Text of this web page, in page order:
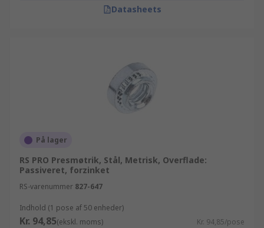
Datasheets
På lager
RS PRO Presmøtrik, Stål, Metrisk, Overflade:
Passiveret, forzinket
RS-varenummer 827-647
Indhold (1 pose af 50 enheder)
Kr. 94,85(ekskl. moms) Kr. 94,85/pose